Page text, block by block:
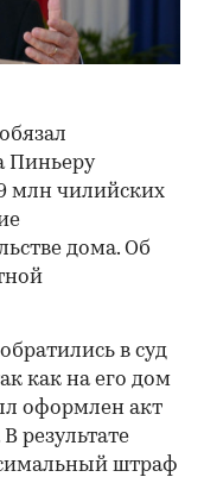
Пиньеру
млн чилийских
дома. Об
в суд
как на его дом
оформлен акт
результате
штраф